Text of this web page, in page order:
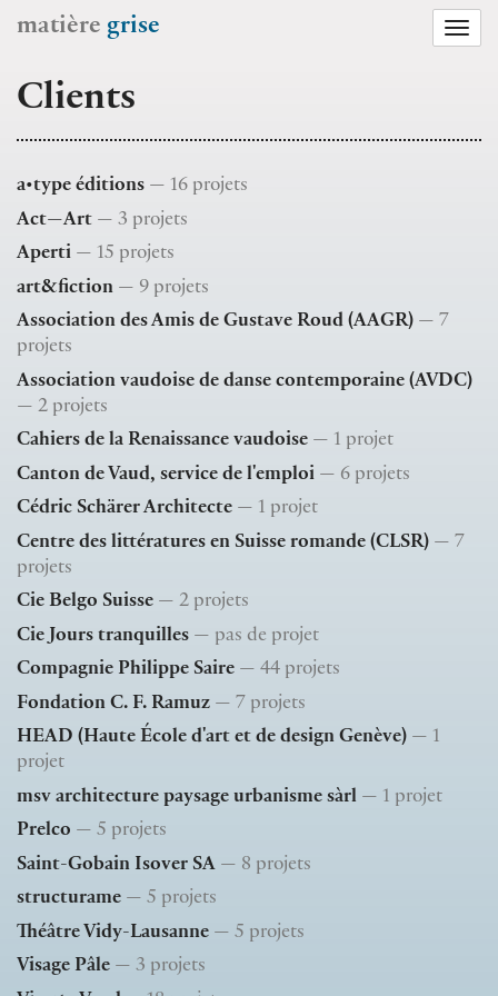
matière grise
Clients
a•type éditions — 16 projets
Act—Art — 3 projets
Aperti — 15 projets
art&fiction — 9 projets
Association des Amis de Gustave Roud (AAGR) — 7
projets
Association vaudoise de danse contemporaine (AVDC)
— 2 projets
Cahiers de la Renaissance vaudoise — 1 projet
Canton de Vaud, service de l'emploi — 6 projets
Cédric Schärer Architecte — 1 projet
Centre des littératures en Suisse romande (CLSR) — 7
projets
Cie Belgo Suisse — 2 projets
Cie Jours tranquilles — pas de projet
Compagnie Philippe Saire — 44 projets
Fondation C. F. Ramuz — 7 projets
HEAD (Haute École d'art et de design Genève) — 1
projet
msv architecture paysage urbanisme sàrl — 1 projet
Prelco — 5 projets
Saint-Gobain Isover SA — 8 projets
structurame — 5 projets
Théâtre Vidy-Lausanne — 5 projets
Visage Pâle — 3 projets